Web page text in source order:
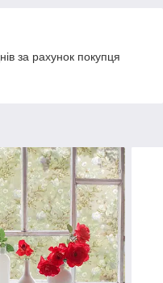
за рахунок покупця